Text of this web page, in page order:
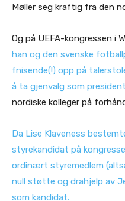
Møller seg kraftig fra den
Og på UEFA-kongressen i
han og den svenske
fnisende(!) opp på
å ta gjenvalg som president
nordiske kolleger på
Da Lise Klaveness
styrekandidat på
ordinært styremedlem
null støtte og drahjelp av
som kandidat.